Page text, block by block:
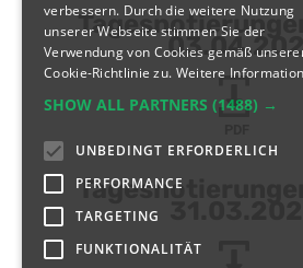
verbessern. Durch die weitere Nutzung
unserer Webseite stimmen Sie der
Verwendung von Cookies gemäß
Cookie-Richtlinie zu. Weitere
SHOW ALL PARTNERS (1488) →
UNBEDINGT ERFORDERLICH
PERFORMANCE
TARGETING
FUNKTIONALITÄT